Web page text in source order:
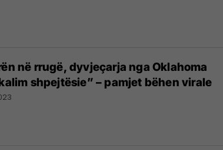
në rrugë, dyvjeçarja nga Oklahoma
shpejtësie” – pamjet bëhen virale